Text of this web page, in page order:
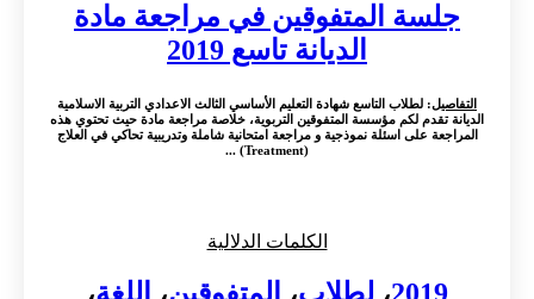
جلسة المتفوقين في مراجعة مادة
الديانة تاسع 2019
التفاصيل: لطلاب التاسع شهادة التعليم الأساسي الثالث الاعدادي التربية الاسلامية
الديانة تقدم لكم مؤسسة المتفوقين التربوية، خلاصة مراجعة مادة حيث تحتوي هذه
المراجعة على اسئلة نموذجية و مراجعة امتحانية شاملة وتدريبية تحاكي في العلاج
(Treatment) ...
الكلمات الدلالية